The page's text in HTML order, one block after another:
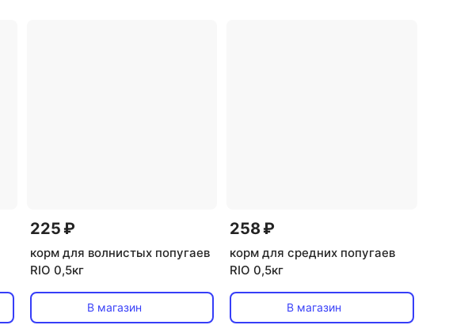
225 ₽
корм для волнистых попугаев
RIO 0,5кг
В магазин
258 ₽
корм для средних попугаев
RIO 0,5кг
В магазин